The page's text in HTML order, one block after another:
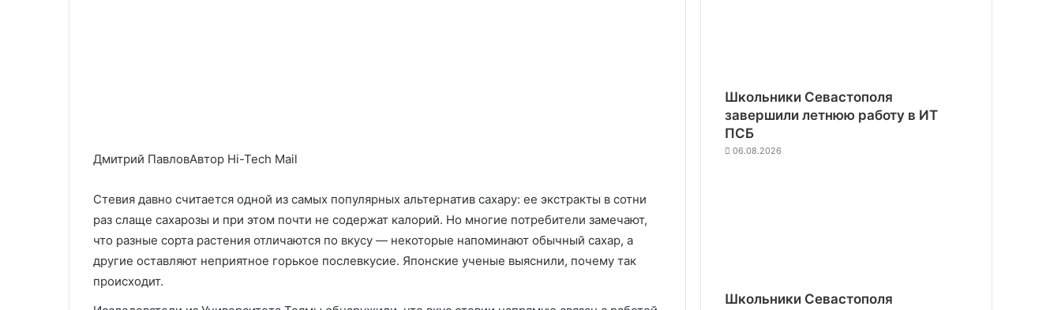
Дмитрий ПавловАвтор Hi-Tech Mail
Стевия давно считается одной из самых популярных альтернатив сахару: ее экстракты в сотни
раз слаще сахарозы и при этом почти не содержат калорий. Но многие потребители замечают,
что разные сорта растения отличаются по вкусу — некоторые напоминают обычный сахар, а
другие оставляют неприятное горькое послевкусие. Японские ученые выяснили, почему так
происходит.
Школьники Севастополя
завершили летнюю работу в ИТ
ПСБ
06.08.2026
Школьники Севастополя